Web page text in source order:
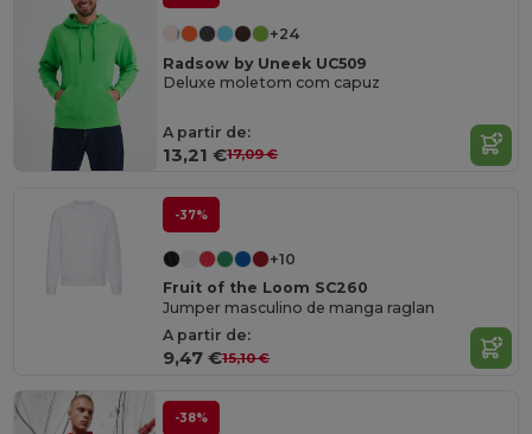
+24
Radsow by Uneek UC509
Deluxe moletom com capuz
A partir de:
13,21 €17,09 €
-37%
+10
Fruit of the Loom SC260
Jumper masculino de manga raglan
A partir de:
9,47 €15,10 €
-38%